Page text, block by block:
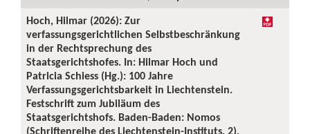
Hoch, Hilmar (2026): Zur
verfassungsgerichtlichen Selbstbeschränkung
in der Rechtsprechung des
Staatsgerichtshofes. In: Hilmar Hoch und
Patricia Schiess (Hg.): 100 Jahre
Verfassungsgerichtsbarkeit in Liechtenstein.
Festschrift zum Jubiläum des
Staatsgerichtshofs. Baden-Baden: Nomos
(Schriftenreihe des Liechtenstein-Instituts, 2),